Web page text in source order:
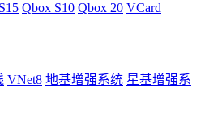
Qbox S10 Qbox 20 VCard
VNet8 地基增强系统 星基增强系